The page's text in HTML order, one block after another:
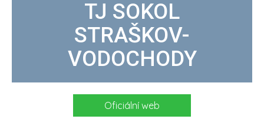
TJ SOKOL
STRAŠKOV-
VODOCHODY
Oficiální web